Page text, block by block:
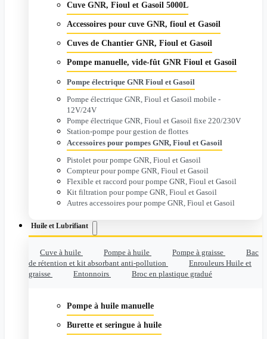
Cuve GNR, Fioul et Gasoil 5000L
Accessoires pour cuve GNR, fioul et Gasoil
Cuves de Chantier GNR, Fioul et Gasoil
Pompe manuelle, vide-fût GNR Fioul et Gasoil
Pompe électrique GNR Fioul et Gasoil
Pompe électrique GNR, Fioul et Gasoil mobile -
12V/24V
Pompe électrique GNR, Fioul et Gasoil fixe 220/230V
Station-pompe pour gestion de flottes
Accessoires pour pompes GNR, Fioul et Gasoil
Pistolet pour pompe GNR, Fioul et Gasoil
Compteur pour pompe GNR, Fioul et Gasoil
Flexible et raccord pour pompe GNR, Fioul et Gasoil
Kit filtration pour pompe GNR, Fioul et Gasoil
Autres accessoires pour pompe GNR, Fioul et Gasoil
Huile et Lubrifiant
Cuve à huile Pompe à huile Pompe à graisse
Bac
de rétention et kit absorbant anti-pollution
Enrouleurs Huile et
graisse
Entonnoirs Broc en plastique gradué
Pompe à huile manuelle
Burette et seringue à huile